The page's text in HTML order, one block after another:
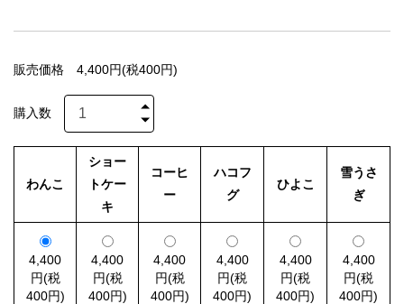
販売価格 4,400円(税400円)
購入数
わんこ
ショー
トケー
キ
コーヒ
ー
ハコフ
グ
ひよこ
雪うさ
ぎ
4,400
円(税
400円)
4,400
円(税
400円)
4,400
円(税
400円)
4,400
円(税
400円)
4,400
円(税
400円)
4,400
円(税
400円)